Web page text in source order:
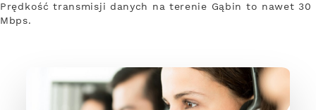
Prędkość transmisji danych na terenie Gąbin to nawet 30
Mbps.